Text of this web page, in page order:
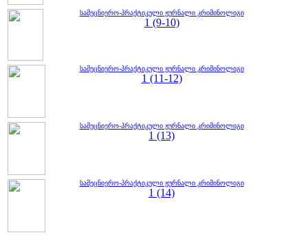
სამეცნიერო-პრაქტიკული ჟურნალი კრიმინოლიგი
1 (9-10)
სამეცნიერო-პრაქტიკული ჟურნალი კრიმინოლიგი
1 (11-12)
სამეცნიერო-პრაქტიკული ჟურნალი კრიმინოლიგი
1 (13)
სამეცნიერო-პრაქტიკული ჟურნალი კრიმინოლიგი
1 (14)